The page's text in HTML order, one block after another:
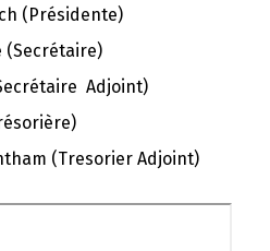
(Présidente)
(Secrétaire)
Adjoint)
(Tresorier Adjoint)